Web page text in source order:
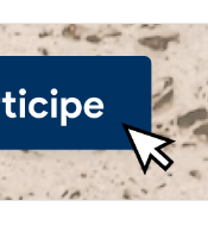
b
o
i
t
r
u
e